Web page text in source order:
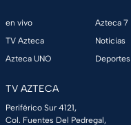
en vivo
TV Azteca
Azteca UNO
Azteca 7
Noticias
Deportes
TV AZTECA
Periférico Sur 4121,
Col. Fuentes Del Pedregal,